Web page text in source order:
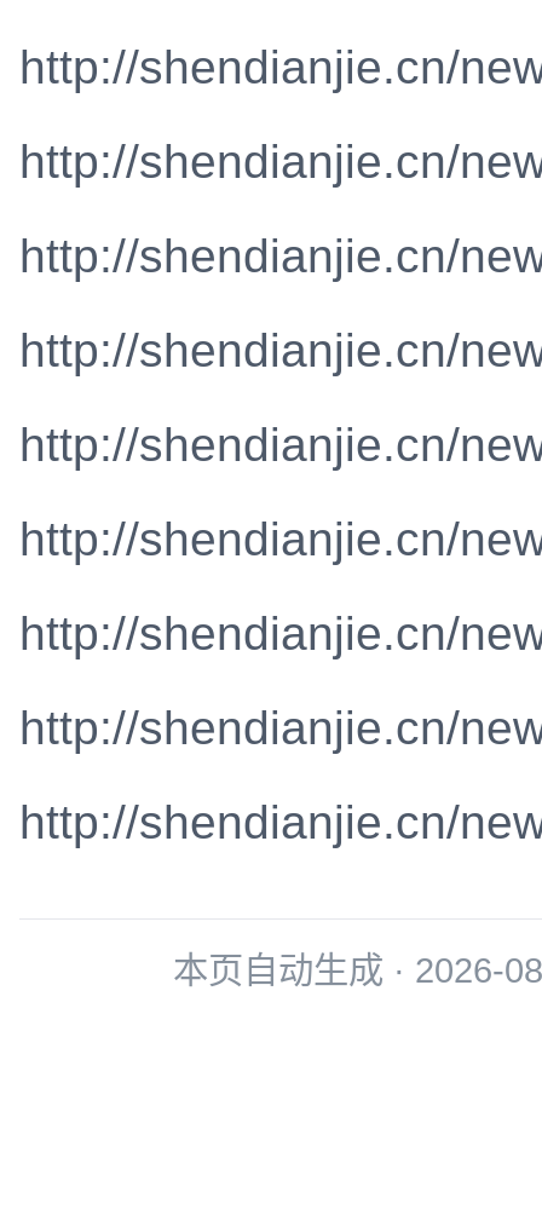
http://shendianjie.cn/
http://shendianjie.cn/
http://shendianjie.cn/
http://shendianjie.cn/
http://shendianjie.cn/
http://shendianjie.cn/
http://shendianjie.cn/
http://shendianjie.cn/
http://shendianjie.cn/
本页自动生成 · 2026-